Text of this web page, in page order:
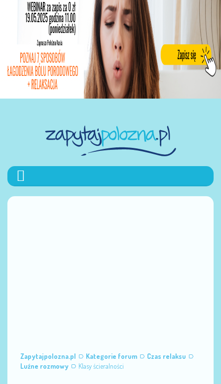
Zapytajpolozna.pl Kategorie forum
Czas relaksu
Luźne rozmowy
Klasy ścieralności